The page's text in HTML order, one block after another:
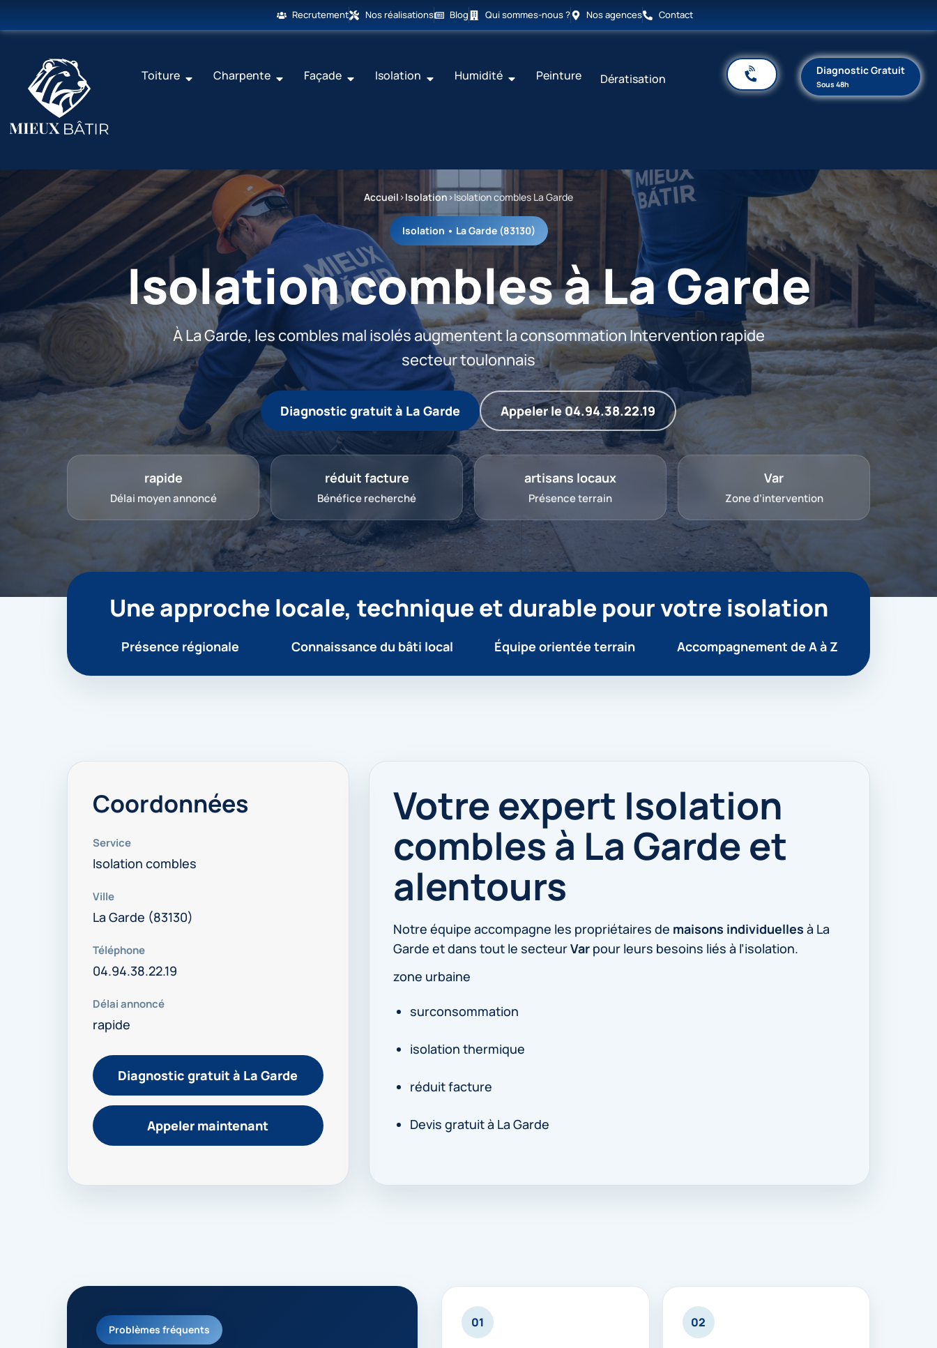
Recrutement Nos réalisations Blog Qui sommes-nous ? Nos agences Contact
Toiture Charpente Façade Isolation Humidité Peinture Dératisation
Diagnostic Gratuit
Sous 48h
Accueil›Isolation ›Isolation combles La Garde
Isolation • La Garde (83130)
Isolation combles à La Garde
À La Garde, les combles mal isolés augmentent la consommation Intervention rapide
secteur toulonnais
Diagnostic gratuit à La Garde Appeler le 04.94.38.22.19
rapide
Délai moyen annoncé
réduit facture
Bénéfice recherché
artisans locaux
Présence terrain
Var
Zone d’intervention
Une approche locale, technique et durable pour votre isolation
Présence régionale Connaissance du bâti local Équipe orientée terrain Accompagnement de A à Z
Coordonnées
Service
Isolation combles
Ville
La Garde (83130)
Téléphone
04.94.38.22.19
Délai annoncé
rapide
Diagnostic gratuit à La Garde
Appeler maintenant
Votre expert Isolation
combles à La Garde et
alentours
Notre équipe accompagne les propriétaires de maisons individuelles à La
Garde et dans tout le secteurVarpour leurs besoins liés à l’isolation.
zone urbaine
surconsommation
isolation thermique
réduit facture
Devis gratuit à La Garde
Problèmes fréquents 01 02